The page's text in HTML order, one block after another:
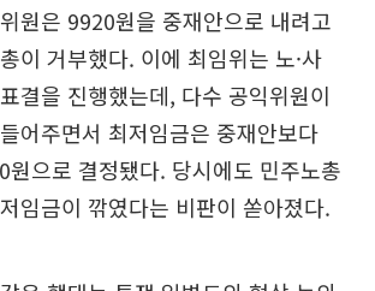
원은 9920원을 중재안으로 내려고
이 거부했다. 이에 최임위는 노·사
결을 진행했는데, 다수 공익위원이
어주면서 최저임금은 중재안보다
으로 결정됐다. 당시에도 민주노총
임금이 깎였다는 비판이 쏟아졌다.